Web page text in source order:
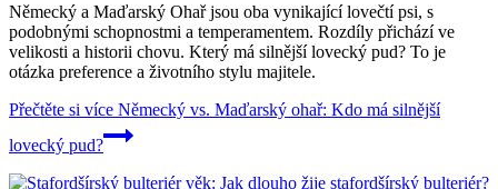
Německý a Maďarský Ohař jsou oba vynikající lovečtí psi, s
podobnými schopnostmi a temperamentem. Rozdíly přichází ve
velikosti a historii chovu. Který má silnější lovecký pud? To je
otázka preference a životního stylu majitele.
Přečtěte si více Německý vs. Maďarský ohař: Kdo má silnější
lovecký pud?